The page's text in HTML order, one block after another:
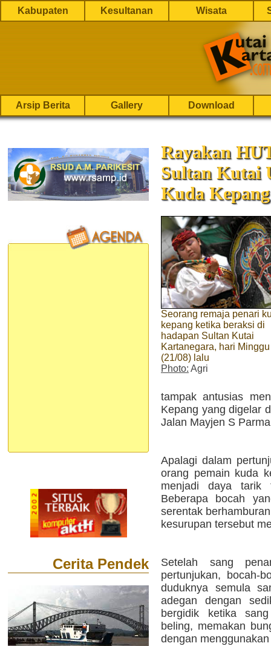
Kabupaten Kesultanan Wisata
Arsip Berita Gallery Download
Cerita Pendek
Rayakan
Sultan Kutai
Kuda Kepang
Seorang remaja penari
kepang ketika beraksi di
hadapan Sultan Kutai
Kartanegara, hari Minggu
(21/08) lalu
Photo: Agri
tampak antusias
Kepang yang digelar
Jalan Mayjen S
Apalagi dalam
orang pemain kuda
menjadi daya tarik
Beberapa bocah
serentak
kesurupan tersebut
Setelah sang
pertunjukan, bocah-
duduknya semula
adegan dengan
bergidik ketika
beling, memakan
dengan